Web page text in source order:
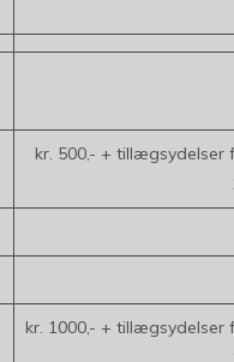
kr. 500,- + tillægsydelser
kr. 1000,- + tillægsydelser